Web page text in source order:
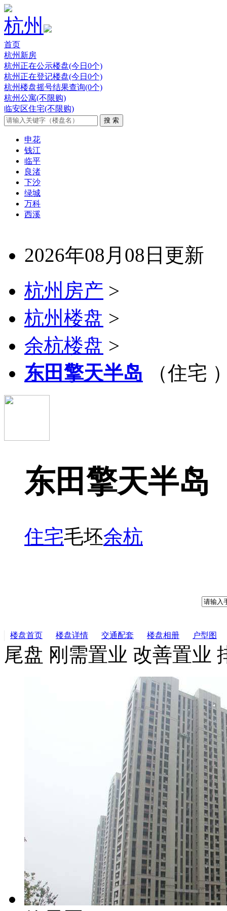
杭州
首页
杭州新房
杭州正在公示楼盘(今日0个)
杭州正在登记楼盘(今日0个)
杭州楼盘摇号结果查询(0个)
杭州公寓(不限购)
临安区住宅(不限购)
申花
钱江
临平
良渚
下沙
绿城
万科
西溪
2026年08月08日更新
杭州房产 >
杭州楼盘 >
余杭楼盘 >
东田擎天半岛 （住宅
东田擎天半岛
住宅毛坯余杭
楼盘首页 楼盘详情 交通配套 楼盘相册 户型图
尾盘 刚需置业 改善置业